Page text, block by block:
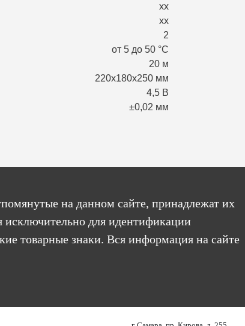
хх
хх
2
от 5 до 50 °С
20 м
220х180х250 мм
4,5 В
±0,02 мм
на данном сайте, принадлежат их
исключительно для идентификации
товарные знаки. Вся информация на сайте